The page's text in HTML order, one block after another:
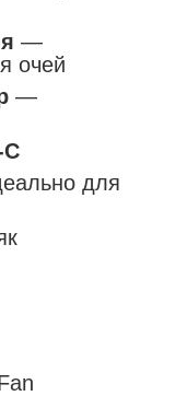
—
очей
—
для